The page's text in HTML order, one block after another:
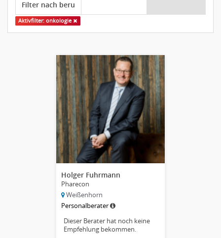
Aktivfilter: onkologie
Holger Fuhrmann
Pharecon
Weißenhorn
Personalberater
Dieser Berater hat noch keine
Empfehlung bekommen.